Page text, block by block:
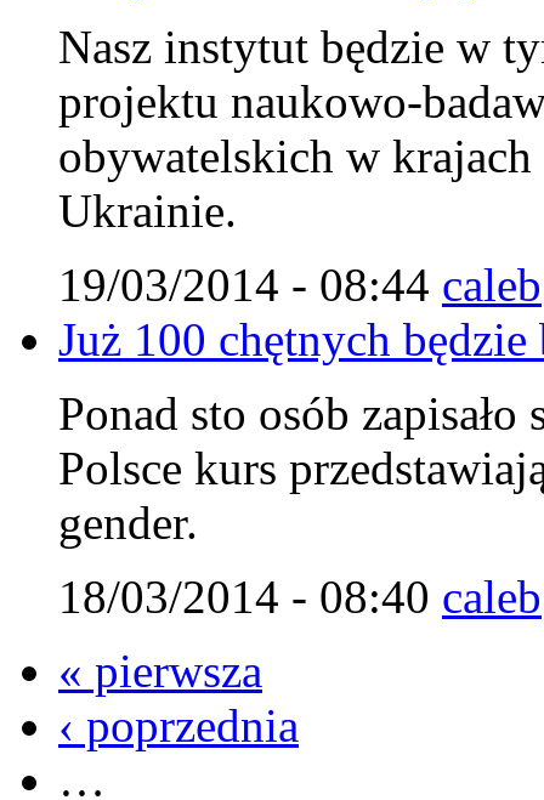
Nasz instytut będzie w
projektu naukowo-
obywatelskich w
Ukrainie.
19/03/2014 - 08:44 caleb
Już 100 chętnych
Ponad sto osób
Polsce kurs
gender.
18/03/2014 - 08:40 caleb
« pierwsza
‹ poprzednia
…